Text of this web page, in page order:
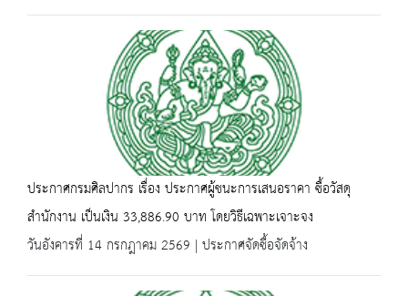
ประกาศกรมศิลปากร เรื่อง ประกาศผู้ชนะการเสนอราคา ซื้อวัสดุ
สำนักงาน เป็นเงิน 33,886.90 บาท โดยวิธีเฉพาะเจาะจง
วันอังคารที่ 14 กรกฎาคม 2569 | ประกาศจัดซื้อจัดจ้าง